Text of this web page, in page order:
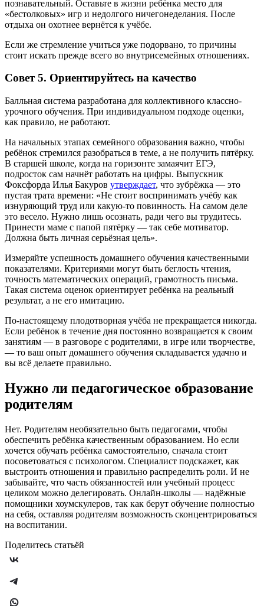
познавательный. Оставьте в жизни ребёнка место для
«бестолковых» игр и недолгого ничегонеделания. После
отдыха он охотнее вернётся к учёбе.
Если же стремление учиться уже подорвано, то причины
стоит искать прежде всего во внутрисемейных отношениях.
Совет 5. Ориентируйтесь на качество
Балльная система разработана для коллективного классно-
урочного обучения. При индивидуальном подходе оценки,
как правило, не работают.
На начальных этапах семейного образования важно, чтобы
ребёнок стремился разобраться в теме, а не получить пятёрку.
В старшей школе, когда на горизонте замаячит ЕГЭ,
подросток сам начнёт работать на цифры. Выпускник
Фоксфорда Илья Бакуров утверждает, что зубрёжка — это
пустая трата времени: «Не стоит воспринимать учёбу как
изнуряющий труд или какую-то повинность. На самом деле
это весело. Нужно лишь осознать, ради чего вы трудитесь.
Принести маме с папой пятёрку — так себе мотиватор.
Должна быть личная серьёзная цель».
Измеряйте успешность домашнего обучения качественными
показателями. Критериями могут быть беглость чтения,
точность математических операций, грамотность письма.
Такая система оценок ориентирует ребёнка на реальный
результат, а не его имитацию.
По-настоящему плодотворная учёба не прекращается никогда.
Если ребёнок в течение дня постоянно возвращается к своим
занятиям — в разговоре с родителями, в игре или творчестве,
— то ваш опыт домашнего обучения складывается удачно и
вы всё делаете правильно.
Нужно ли педагогическое образование
родителям
Нет. Родителям необязательно быть педагогами, чтобы
обеспечить ребёнка качественным образованием. Но если
хочется обучать ребёнка самостоятельно, сначала стоит
посоветоваться с психологом. Специалист подскажет, как
выстроить отношения и правильно распределить роли. И не
забывайте, что часть обязанностей или учебный процесс
целиком можно делегировать. Онлайн-школы — надёжные
помощники хоумскулеров, так как берут обучение полностью
на себя, оставляя родителям возможность сконцентрироваться
на воспитании.
Поделитесь статьёй